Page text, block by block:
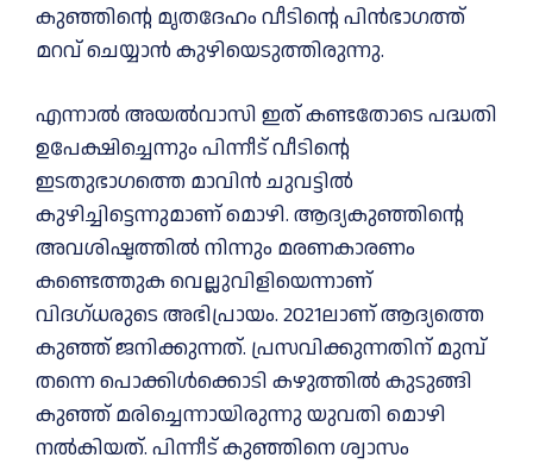
കുഞ്ഞിൻ്റെ മൃതദേഹം വീടിന്റെ പിന്‍ഭാഗത്ത്
മറവ് ചെയ്യാന്‍ കുഴിയെടുത്തിരുന്നു.
എന്നാല്‍ അയല്‍വാസി ഇത് കണ്ടതോടെ പദ്ധതി
ഉപേക്ഷിച്ചെന്നും പിന്നീട് വീടിന്റെ
ഇടതുഭാഗത്തെ മാവിന്‍ ചുവട്ടില്‍
കുഴിച്ചിട്ടെന്നുമാണ് മൊഴി. ആദ്യകുഞ്ഞിന്റെ
അവശിഷ്ടത്തില്‍ നിന്നും മരണകാരണം
കണ്ടെത്തുക വെല്ലുവിളിയെന്നാണ്
വിദഗ്ധരുടെ അഭിപ്രായം. 2021ലാണ് ആദ്യത്തെ
കുഞ്ഞ് ജനിക്കുന്നത്. പ്രസവിക്കുന്നതിന് മുമ്പ്
തന്നെ പൊക്കിള്‍ക്കൊടി കഴുത്തില്‍ കുടുങ്ങി
കുഞ്ഞ് മരിച്ചെന്നായിരുന്നു യുവതി മൊഴി
നല്‍കിയത്. പിന്നീട് കുഞ്ഞിനെ ശ്വാസം